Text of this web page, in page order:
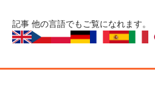
記事 他の言語でもご覧になれます。